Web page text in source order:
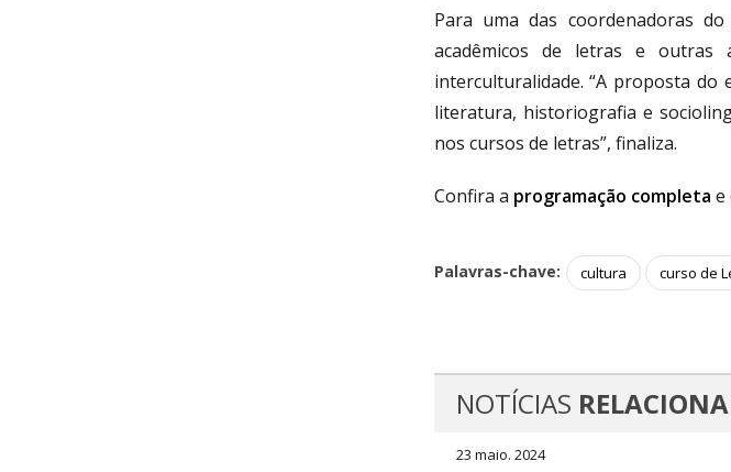
Para uma das coordenadoras
acadêmicos de letras e outras
interculturalidade. “A proposta
literatura, historiografia e
nos cursos de letras”, finaliza.
Confira a programação completa e
Palavras-chave: cultura curso de
NOTÍCIAS
23 maio. 2024